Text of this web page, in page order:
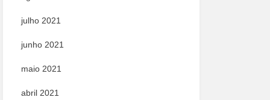
julho 2021
junho 2021
maio 2021
abril 2021